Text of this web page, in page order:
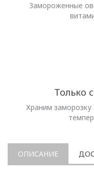
Замороженные
Только
Храним
ОПИСАНИЕ